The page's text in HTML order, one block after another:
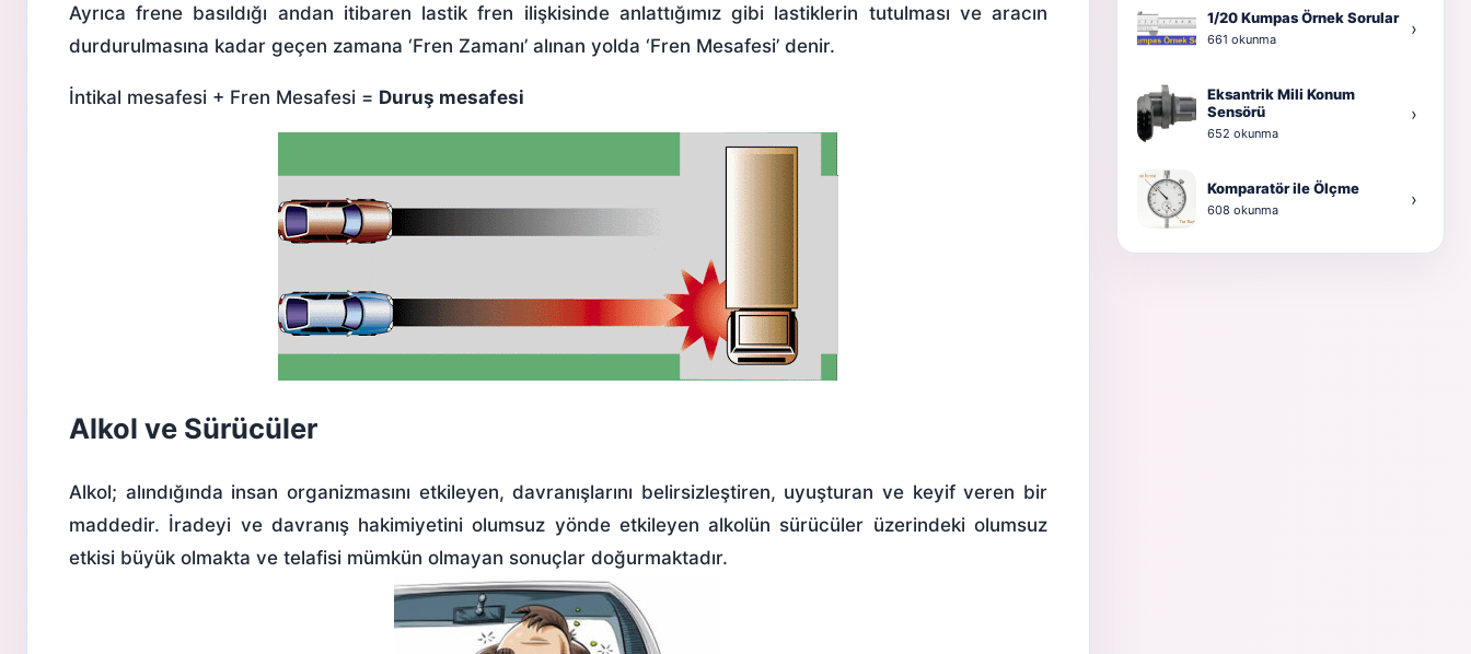
Ayrıca frene basıldığı andan itibaren lastik fren ilişkisinde anlattığımız gibi lastiklerin tutulması ve aracın
durdurulmasına kadar geçen zamana ‘Fren Zamanı’ alınan yolda ‘Fren Mesafesi’ denir.
İntikal mesafesi + Fren Mesafesi = Duruş mesafesi
Alkol ve Sürücüler
Alkol; alındığında insan organizmasını etkileyen, davranışlarını belirsizleştiren, uyuşturan ve keyif veren bir
maddedir. İradeyi ve davranış hakimiyetini olumsuz yönde etkileyen alkolün sürücüler üzerindeki olumsuz
etkisi büyük olmakta ve telafisi mümkün olmayan sonuçlar doğurmaktadır.
1/20 Kumpas Örnek Sorular
661 okunma ›
Eksantrik Mili Konum
Sensörü
652 okunma
›
Komparatör ile Ölçme
608 okunma ›